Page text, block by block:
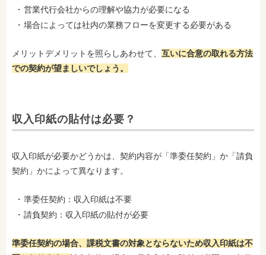
営業代行会社からの理解や協力が必要になる
場合によっては社内の業務フローを変更する必要がある
メリットデメリットを照らしあわせて、 互いに合意の取れる方法
での契約が望ましいでしょう。
収入印紙の貼付は必要？
収入印紙が必要かどうかは、契約内容が「準委任契約」か「請負
契約」かによって異なります。
準委任契約：収入印紙は不要
請負契約：収入印紙の貼付が必要
準委任契約の場合、課税文書の対象とならないため収入印紙は不